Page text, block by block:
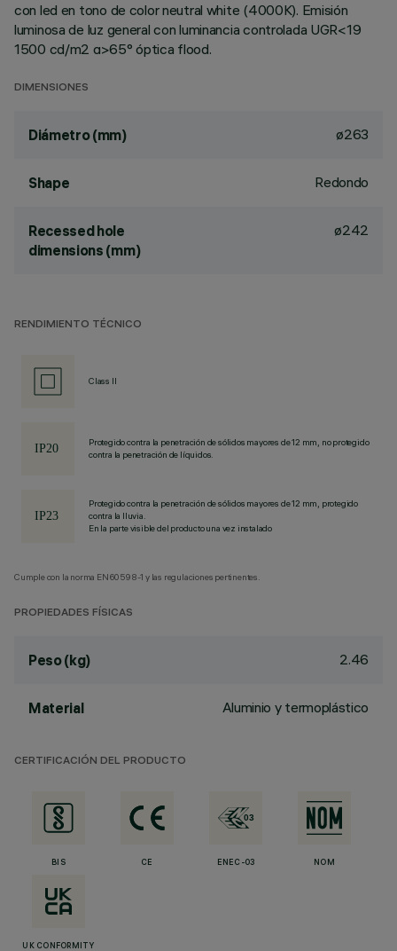
con led en tono de color neutral white (4000K). Emisión
luminosa de luz general con luminancia controlada UGR<19
1500 cd/m2 α>65° óptica flood.
DIMENSIONES
Diámetro (mm) ø263
Shape Redondo
Recessed hole
dimensions (mm)
ø242
RENDIMIENTO TÉCNICO
Class II
Protegido contra la penetración de sólidos mayores de 12 mm, no protegido
contra la penetración de líquidos.
Protegido contra la penetración de sólidos mayores de 12 mm, protegido
contra la lluvia.
En la parte visible del producto una vez instalado
Cumple con la norma EN60598-1 y las regulaciones pertinentes.
PROPIEDADES FÍSICAS
Peso (kg) 2.46
Material Aluminio y termoplástico
CERTIFICACIÓN DEL PRODUCTO
BIS CE ENEC-03 NOM
UK CONFORMITY